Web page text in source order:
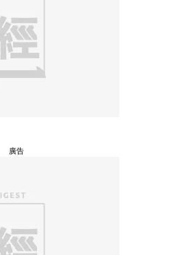
廣告